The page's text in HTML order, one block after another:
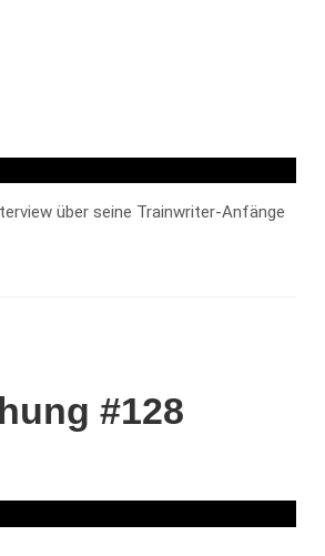
über seine Trainwriter-Anfänge
#128